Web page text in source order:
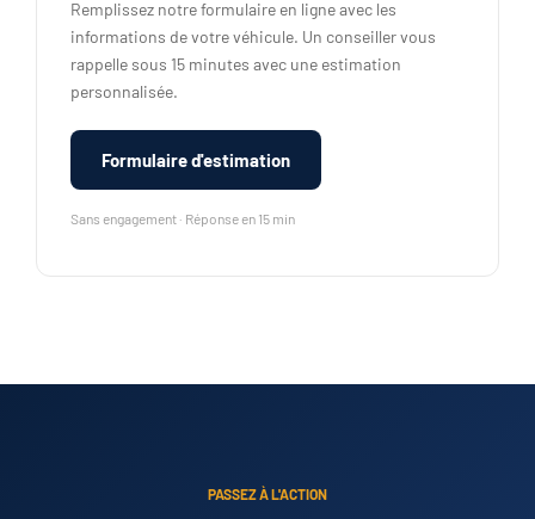
Remplissez notre formulaire en ligne avec les
informations de votre véhicule. Un conseiller vous
rappelle sous 15 minutes avec une estimation
personnalisée.
Formulaire d'estimation
Sans engagement · Réponse en 15 min
PASSEZ À L'ACTION